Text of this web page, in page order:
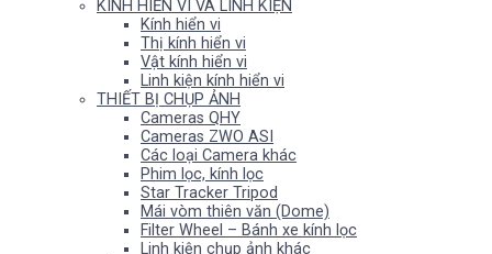
KÍNH HIỂN VI VÀ LINH KIỆN
Kính hiển vi
Thị kính hiển vi
Vật kính hiển vi
Linh kiện kính hiển vi
THIẾT BỊ CHỤP ẢNH
Cameras QHY
Cameras ZWO ASI
Các loại Camera khác
Phim lọc, kính lọc
Star Tracker Tripod
Mái vòm thiên văn (Dome)
Filter Wheel – Bánh xe kính lọc
Linh kiện chụp ảnh khác